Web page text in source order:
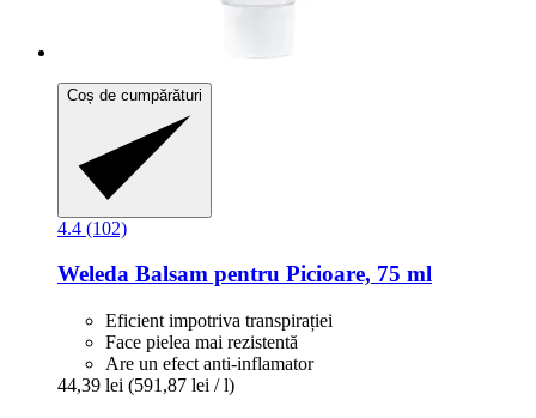
Coș de cumpărături
4.4 (102)
Weleda Balsam pentru Picioare, 75 ml
Eficient impotriva transpirației
Face pielea mai rezistentă
Are un efect anti-inflamator
44,39 lei (591,87 lei / l)